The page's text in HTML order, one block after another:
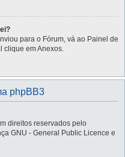
para o Fórum, vá ao Painel de
clique em Anexos.
phpBB3
direitos reservados pelo
GNU - General Public Licence e